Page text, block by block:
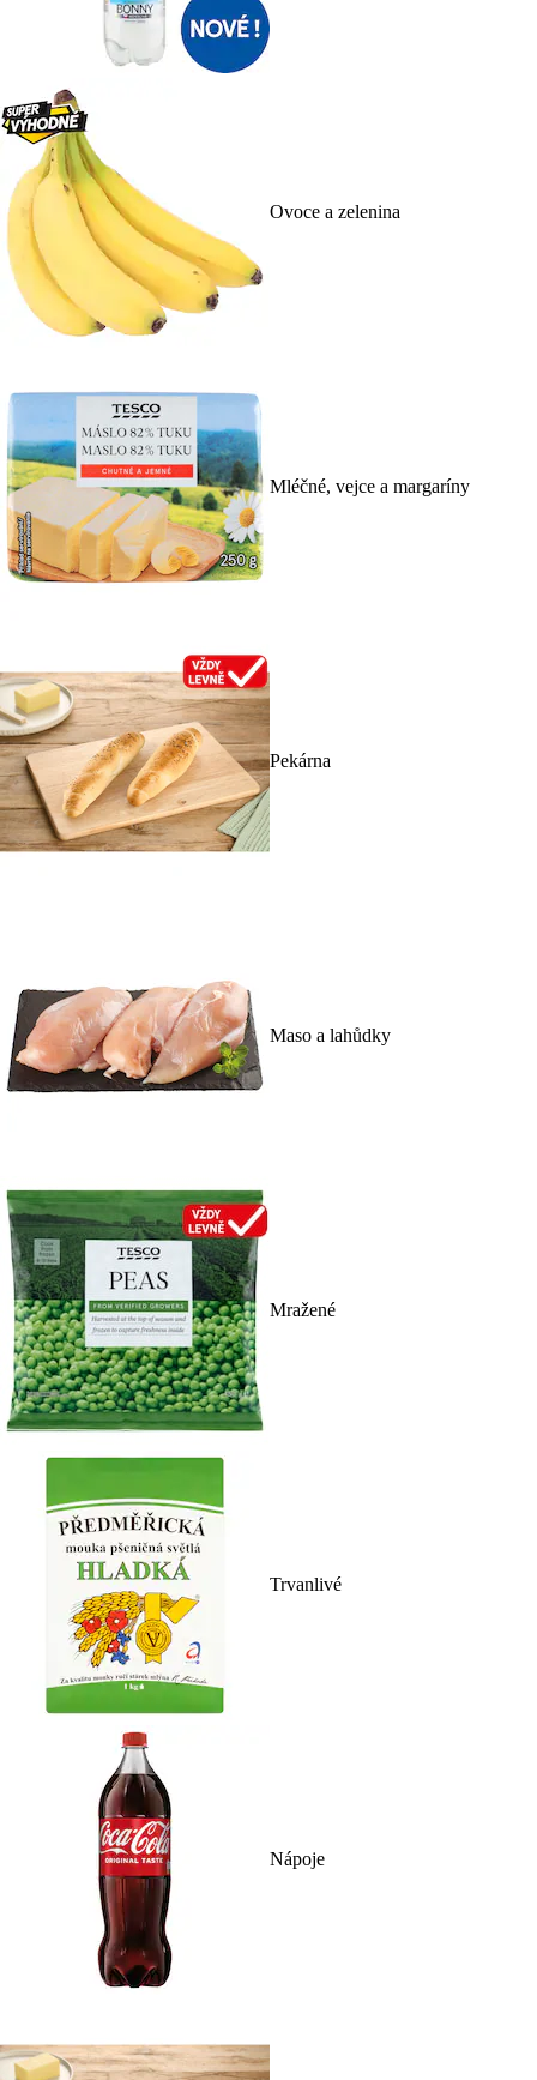
Ovoce a zelenina
Mléčné, vejce a margaríny
Pekárna
Maso a lahůdky
Mražené
Trvanlivé
Nápoje